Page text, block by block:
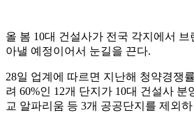
올 봄 10대 건설사가 전국 각지에서
아낼 예정이어서 눈길을 끈다.
28일 업계에 따르면 지난해 청약경쟁
려 60%인 12개 단지가 10대 건설사
교 알파리움 등 3개 공공단지를 제외